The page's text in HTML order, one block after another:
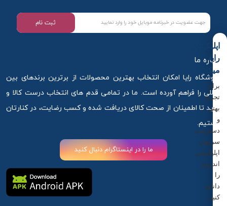
ثبت نام
درباره ما
فروشگاه رایا امکان انتخاب بهترین محصولات از برترین برندهای بین
المللی را فراهم آورده است. ما در تمامی قدم های انتخاب درست کالا و
خرید تا اطمینان از صحت کالای دریافت شده و کسب رضایت، در کنارتان
هستیم.
ما را در اینستاگرام دنبال کنید
اپلیکیشن
رایا
میکاپ
برای
تجربه
بهتر
و
دسترسی
سریع‌تر،
اپلیکیشن
اندروید
را
دانلود
کنید.